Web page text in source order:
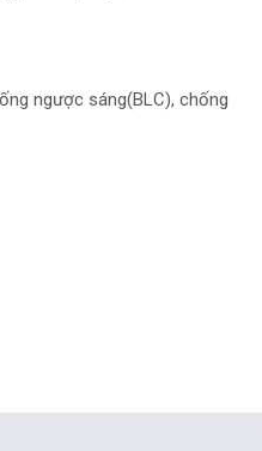
ngược sáng(BLC), chống